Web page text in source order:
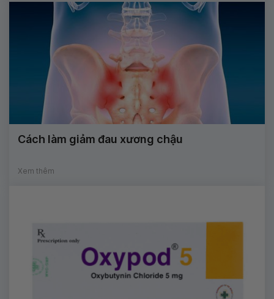
Cách làm giảm đau xương chậu
Xem thêm